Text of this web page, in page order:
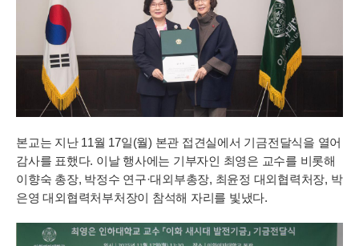
본교는 지난 11월 17일(월) 본관 접견실에서 기금전달식을 열어
감사를 표했다. 이날 행사에는 기부자인 최영은 교수를 비롯해
이향숙 총장, 박정수 연구·대외부총장, 최윤정 대외협력처장, 박
은영 대외협력처부처장이 참석해 자리를 빛냈다.